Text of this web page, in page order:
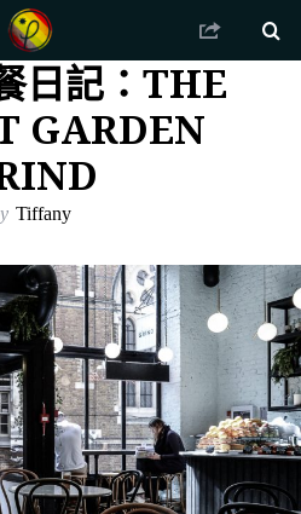
日記：THE
GARDEN
Tiffany